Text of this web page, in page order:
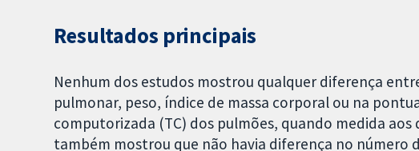
Resultados principais
Nenhum dos estudos mostrou qualquer diferença
pulmonar, peso, índice de massa corporal ou na
computorizada (TC) dos pulmões, quando medida aos
também mostrou que não havia diferença no número